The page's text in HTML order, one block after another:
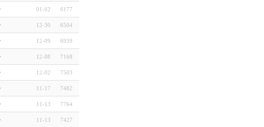
01-02 6177
12-30 6504
12-09 6939
12-08 7168
12-02 7503
11-17 7482
11-13 7764
11-13 7427